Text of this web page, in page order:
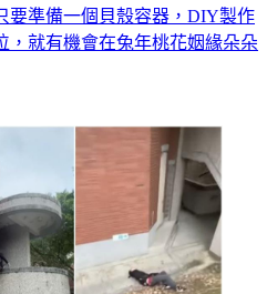
要準備一個貝殼容器，DIY製作
，就有機會在兔年桃花姻緣朵朵